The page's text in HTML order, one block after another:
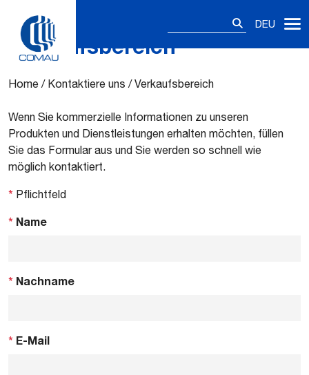
DEU
Verkaufsbereich
Home / Kontaktiere uns /Verkaufsbereich
Wenn Sie kommerzielle Informationen zu unseren
Produkten und Dienstleistungen erhalten möchten, füllen
Sie das Formular aus und Sie werden so schnell wie
möglich kontaktiert.
* Pflichtfeld
* Name
* Nachname
* E-Mail